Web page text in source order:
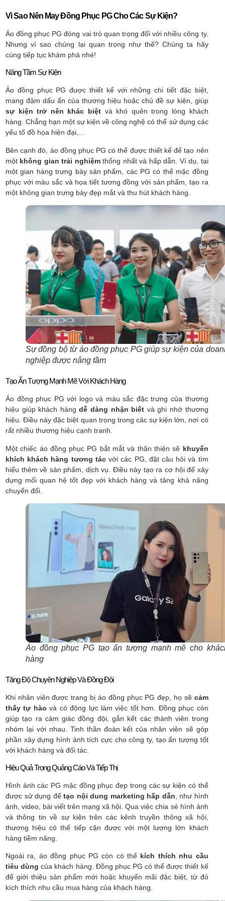
Vì Sao Nên May Đồng Phục PG Cho Các Sự Kiện?
Áo đồng phục PG đóng vai trò quan trọng đối với nhiều công ty.
Nhưng vì sao chúng lại quan trọng như thế? Chúng ta hãy
cùng tiếp tục khám phá nhé!
Nâng Tầm Sự Kiện
Áo đồng phục PG được thiết kế với những chi tiết đặc biệt,
mang đậm dấu ấn của thương hiệu hoặc chủ đề sự kiện, giúp
sự kiện trở nên khác biệt và khó quên trong lòng khách
hàng. Chẳng hạn một sự kiện về công nghệ có thể sử dụng các
yếu tố đồ họa hiện đại,…
Bên cạnh đó, áo đồng phục PG có thể được thiết kế để tạo nên
một không gian trải nghiệmthống nhất và hấp dẫn. Ví dụ, tại
một gian hàng trưng bày sản phẩm, các PG có thể mặc đồng
phục với màu sắc và họa tiết tương đồng với sản phẩm, tạo ra
một không gian trưng bày đẹp mắt và thu hút khách hàng.
Sự đồng bộ từ áo đồng phục PG giúp sự kiện của
nghiệp được nâng tầm
Tạo Ấn Tượng Mạnh Mẽ Với Khách Hàng
Áo đồng phục PG với logo và màu sắc đặc trưng của thương
hiệu giúp khách hàngdễ dàng nhận biết và ghi nhớ thương
hiệu. Điều này đặc biệt quan trọng trong các sự kiện lớn, nơi có
rất nhiều thương hiệu cạnh tranh.
Một chiếc áo đồng phục PG bắt mắt và thân thiện sẽ khuyến
khích khách hàng tương tácvới các PG, đặt câu hỏi và tìm
hiểu thêm về sản phẩm, dịch vụ. Điều này tạo ra cơ hội để xây
dựng mối quan hệ tốt đẹp với khách hàng và tăng khả năng
chuyển đổi.
Áo đồng phục PG tạo ấn tượng mạnh mẽ cho
hàng
Tăng Độ Chuyên Nghiệp Và Đồng Đội
Khi nhân viên được trang bị áo đồng phục PG đẹp, họ sẽ cảm
thấy tự hào và có động lực làm việc tốt hơn. Đồng phục còn
giúp tạo ra cảm giác đồng đội, gắn kết các thành viên trong
nhóm lại với nhau. Tinh thần đoàn kết của nhân viên sẽ góp
phần xây dựng hình ảnh tích cực cho công ty, tạo ấn tượng tốt
với khách hàng và đối tác.
Hiệu Quả Trong Quảng Cáo Và Tiếp Thị
Hình ảnh các PG mặc đồng phục đẹp trong các sự kiện có thể
được sử dụng đểtạo nội dung marketing hấp dẫn , như hình
ảnh, video, bài viết trên mạng xã hội. Qua việc chia sẻ hình ảnh
và thông tin về sự kiện trên các kênh truyền thông xã hội,
thương hiệu có thể tiếp cận được với một lượng lớn khách
hàng tiềm năng.
Ngoài ra, áo đồng phục PG còn có thể kích thích nhu cầu
tiêu dùng của khách hàng. Đồng phục PG có thể được thiết kế
để giới thiệu sản phẩm mới hoặc khuyến mãi đặc biệt, từ đó
kích thích nhu cầu mua hàng của khách hàng.